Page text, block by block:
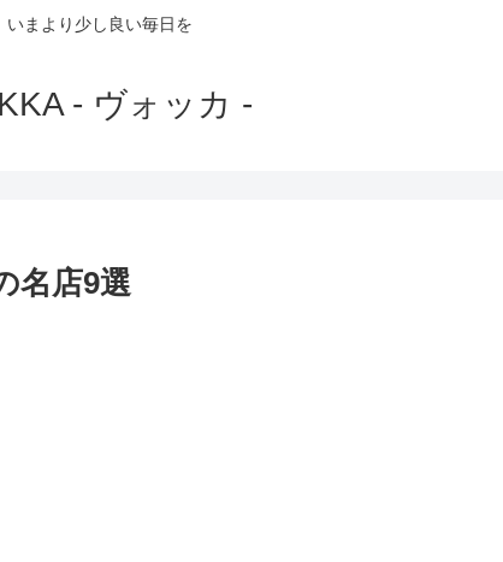
いまより少し良い毎日を
- ヴォッカ -
名店9選